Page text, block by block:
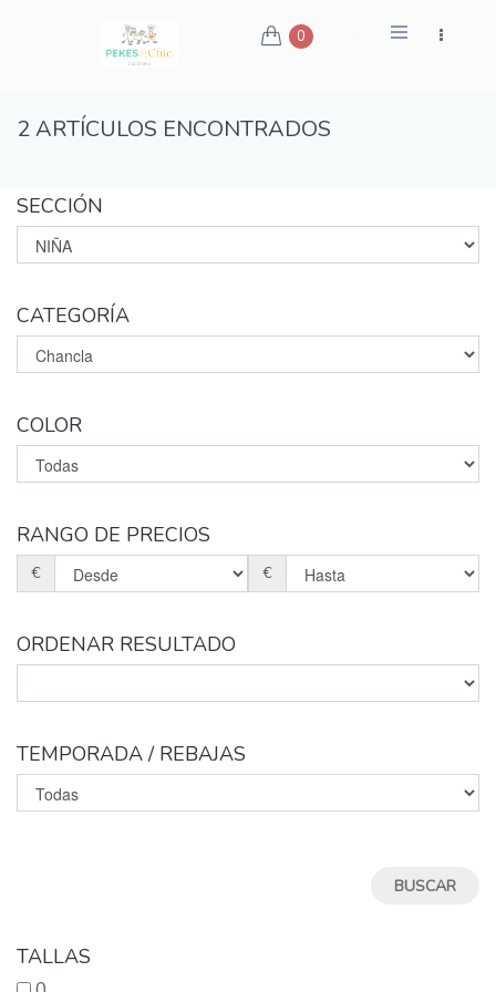
0
2 ARTÍCULOS ENCONTRADOS
SECCIÓN
CATEGORÍA
COLOR
RANGO DE PRECIOS
€ €
ORDENAR RESULTADO
TEMPORADA / REBAJAS
TALLAS